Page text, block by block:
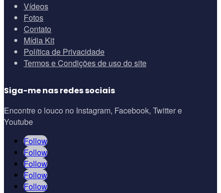
Vídeos
Fotos
Contato
Mídia Kit
Política de Privacidade
Termos e Condições de uso do site
Siga-me nas redes sociais
Encontre o louco no Instagram, Facebook, Twitter e
Youtube
Follow
Follow
Follow
Follow
Follow